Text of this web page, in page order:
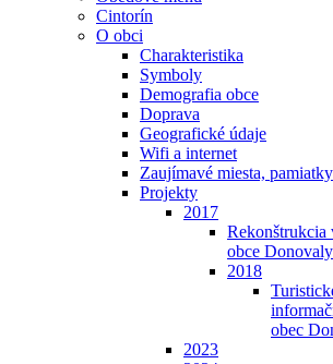
Cintorín
O obci
Charakteristika
Symboly
Demografia obce
Doprava
Geografické údaje
Wifi a internet
Zaujímavé miesta, pamiatky
Projekty
2017
Rekonštrukcia
obce Donovaly
2018
obec
2023